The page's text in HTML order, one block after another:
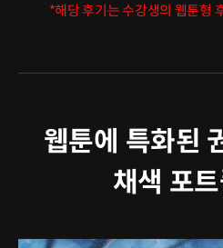
*해당 후기는 수강생의 웹툰형
웹툰에 특화된
채색 포